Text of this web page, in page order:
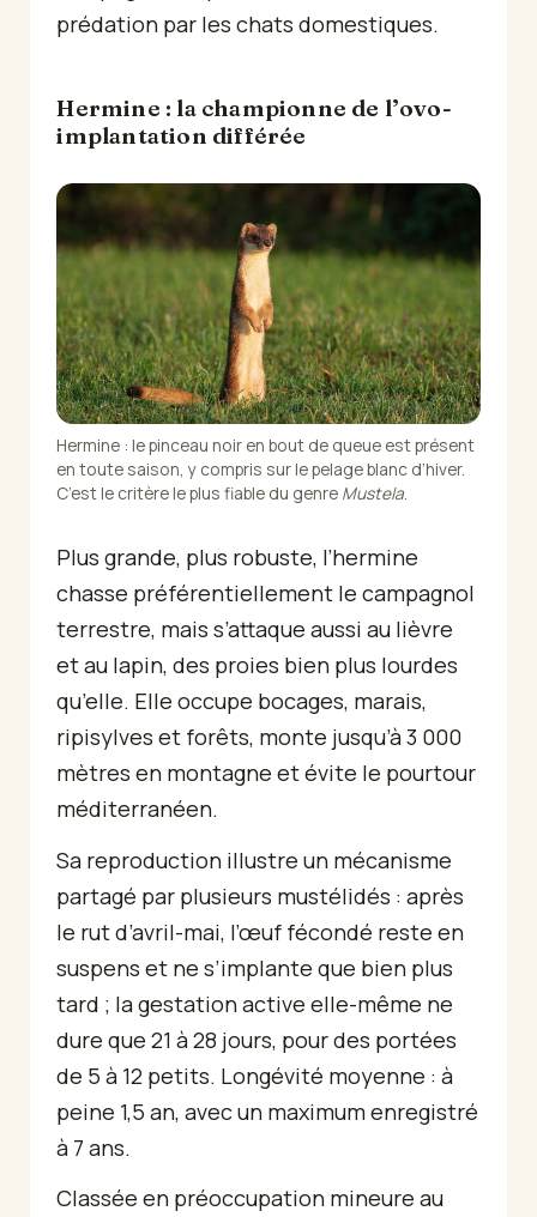
prédation par les chats domestiques.
Hermine : la championne de l’ovo-
implantation différée
Hermine : le pinceau noir en bout de queue est présent
en toute saison, y compris sur le pelage blanc d’hiver.
C’est le critère le plus fiable du genre Mustela.
Plus grande, plus robuste, l’hermine
chasse préférentiellement le campagnol
terrestre, mais s’attaque aussi au lièvre
et au lapin, des proies bien plus lourdes
qu’elle. Elle occupe bocages, marais,
ripisylves et forêts, monte jusqu’à 3 000
mètres en montagne et évite le pourtour
méditerranéen.
Sa reproduction illustre un mécanisme
partagé par plusieurs mustélidés : après
le rut d’avril-mai, l’œuf fécondé reste en
suspens et ne s’implante que bien plus
tard ; la gestation active elle-même ne
dure que 21 à 28 jours, pour des portées
de 5 à 12 petits. Longévité moyenne : à
peine 1,5 an, avec un maximum enregistré
à 7 ans.
Classée en préoccupation mineure au